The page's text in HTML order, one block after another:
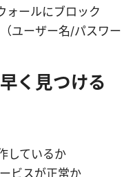
ォールにブロック
ユーザー名/パスワー
く見つける
しているか
ビスが正常か